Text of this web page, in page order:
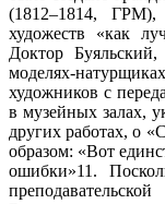
(1812–1814,
художеств «как
Доктор
моделях-
художников с
в музейных залах,
других работах, о
образом: «Вот
ошибки»11.